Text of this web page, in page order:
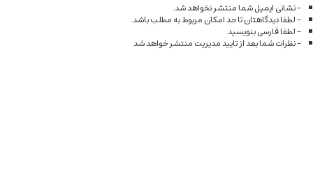
- نشانی ایمیل شما منتشر نخواهد شد.
- لطفا دیدگاهتان تا حد امکان مربوط به مطلب باشد.
- لطفا فارسی بنویسید.
- نظرات شما بعد از تایید مدیریت منتشر خواهد شد